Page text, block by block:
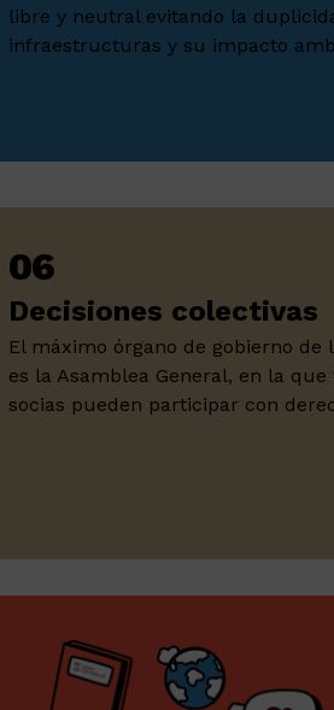
libre y neutral evitando la
infraestructuras y su impacto
06
Decisiones colectivas
El máximo órgano de gobierno de
es la Asamblea General, en la que
socias pueden participar con